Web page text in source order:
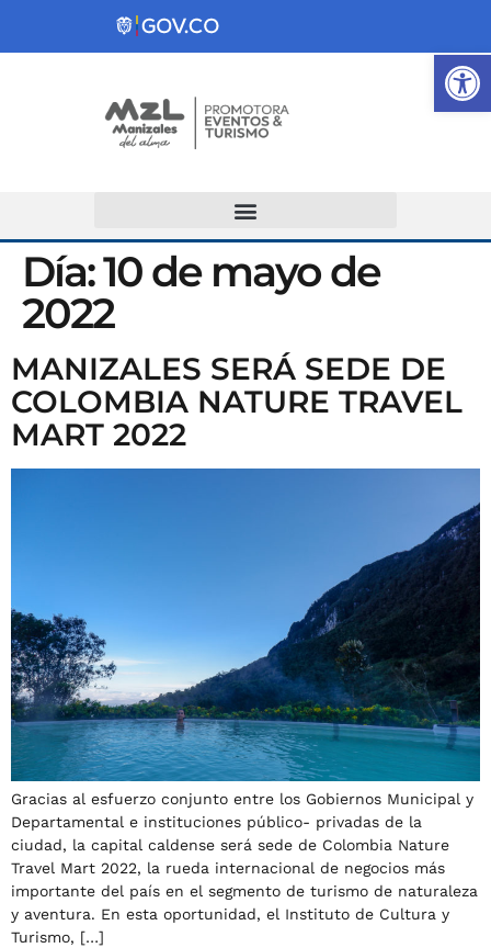
Día:10 de mayo de
2022
MANIZALES SERÁ SEDE DE
COLOMBIA NATURE TRAVEL
MART 2022
Gracias al esfuerzo conjunto entre los Gobiernos Municipal y
Departamental e instituciones público- privadas de la
ciudad, la capital caldense será sede de Colombia Nature
Travel Mart 2022, la rueda internacional de negocios más
importante del país en el segmento de turismo de naturaleza
y aventura. En esta oportunidad, el Instituto de Cultura y
Turismo, […]